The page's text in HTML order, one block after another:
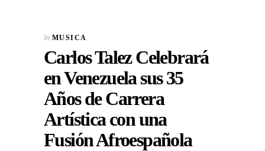
In MUSICA
Carlos Talez Celebrará
en Venezuela sus 35
Años de Carrera
Artística con una
Fusión Afroespañola